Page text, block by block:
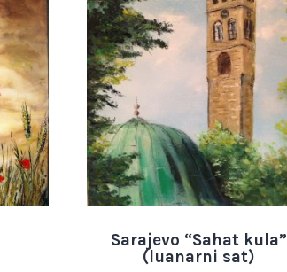
Sarajevo “Sahat kula”
(luanarni sat)